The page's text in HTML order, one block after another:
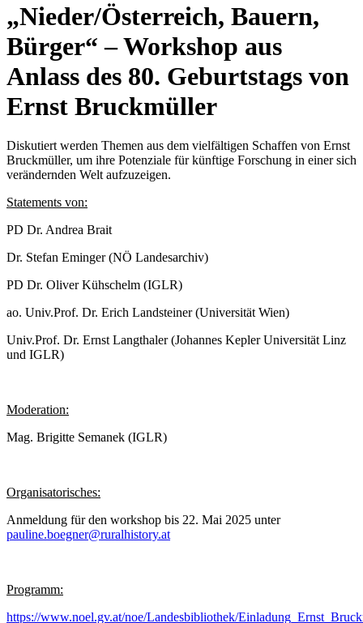
„Nieder/Österreich, Bauern,
Bürger“ – Workshop aus
Anlass des 80. Geburtstags von
Ernst Bruckmüller
Diskutiert werden Themen aus dem vielfältigen Schaffen von Ernst
Bruckmüller, um ihre Potenziale für künftige Forschung in einer sich
verändernden Welt aufzuzeigen.
Statements von:
PD Dr. Andrea Brait
Dr. Stefan Eminger (NÖ Landesarchiv)
PD Dr. Oliver Kühschelm (IGLR)
ao. Univ.Prof. Dr. Erich Landsteiner (Universität Wien)
Univ.Prof. Dr. Ernst Langthaler (Johannes Kepler Universität Linz
und IGLR)
Moderation:
Mag. Brigitte Semanek (IGLR)
Organisatorisches:
Anmeldung für den workshop bis 22. Mai 2025 unter
pauline.boegner@ruralhistory.at
Programm:
https://www.noel.gv.at/noe/Landesbibliothek/